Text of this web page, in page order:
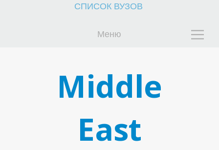
СПИСОК ВУЗОВ
Меню
Й
Middle
East